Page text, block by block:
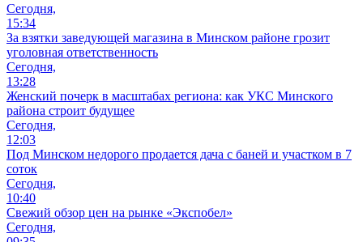
Сегодня,
15:34
За взятки заведующей магазина в Минском районе грозит
уголовная ответственность
Сегодня,
13:28
Женский почерк в масштабах региона: как УКС Минского
района строит будущее
Сегодня,
12:03
Под Минском недорого продается дача с баней и участком в 7
соток
Сегодня,
10:40
Свежий обзор цен на рынке «Экспобел»
Сегодня,